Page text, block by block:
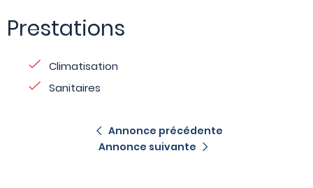
Prestations
Climatisation
Sanitaires
Annonce précédente
Annonce suivante